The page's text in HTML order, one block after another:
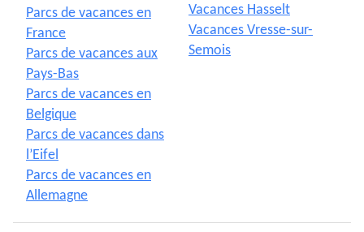
Parcs de vacances en
France
Parcs de vacances aux
Pays-Bas
Parcs de vacances en
Belgique
Parcs de vacances dans
l’Eifel
Parcs de vacances en
Allemagne
Vacances Hasselt
Vacances Vresse-sur-
Semois